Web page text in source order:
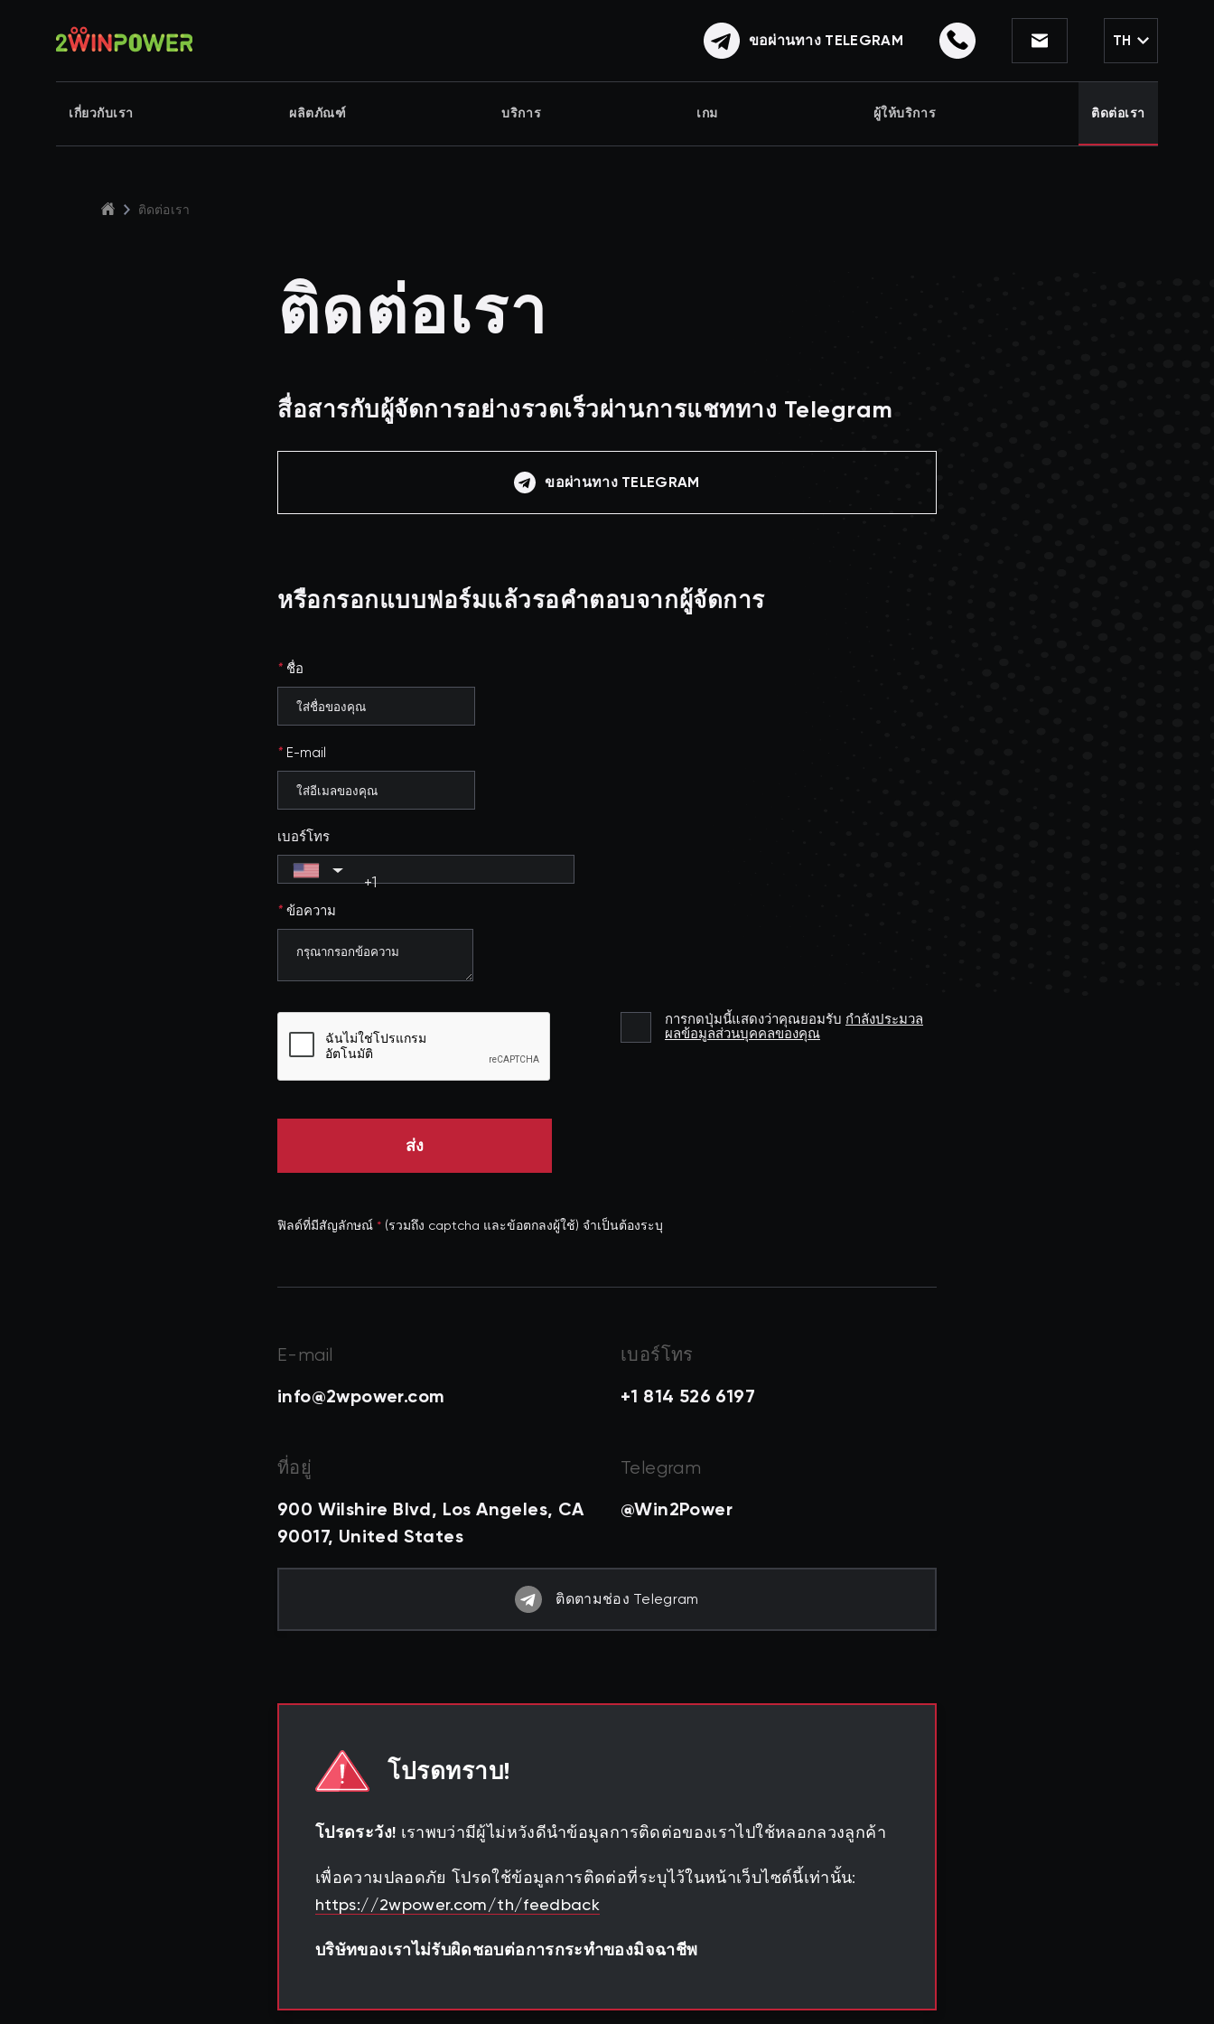
ขอผ่านทาง TELEGRAM TH
เกี่ยวกับเรา ผลิตภัณฑ์ บริการ เกม ผู้ให้บริการ ติดต่อเรา
ติดต่อเรา
ติดต่อเรา
สื่อสารกับผู้จัดการอย่างรวดเร็วผ่านการแชททาง Telegram
ขอผ่านทาง TELEGRAM
หรือกรอกแบบฟอร์มแล้วรอคำตอบจากผู้จัดการ
* ชื่อ
* E-mail
เบอร์โทร
+1
* ข้อความ
การกดปุ่มนี้แสดงว่าคุณยอมรับ กำลังประมวล
ผลข้อมูลส่วนบุคคลของคุณ
ส่ง
ฟิลด์ที่มีสัญลักษณ์ * (รวมถึง captcha และข้อตกลงผู้ใช้) จำเป็นต้องระบุ
E-mail
info@2wpower.com
Telegram
@Win2Power
เบอร์โทร
+1 814 526 6197
ที่อยู่
900 Wilshire Blvd, Los Angeles, CA
90017, United States
ติดตามช่อง Telegram
โปรดทราบ!
โปรดระวัง! เราพบว่ามีผู้ไม่หวังดีนำข้อมูลการติดต่อของเราไปใช้หลอกลวงลูกค้า
เพื่อความปลอดภัย โปรดใช้ข้อมูลการติดต่อที่ระบุไว้ในหน้าเว็บไซต์นี้เท่านั้น:
https://2wpower.com/th/feedback
บริษัทของเราไม่รับผิดชอบต่อการกระทำของมิจฉาชีพ